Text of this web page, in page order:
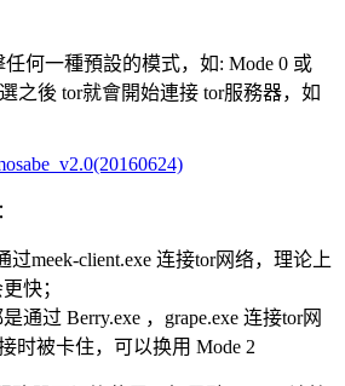
何一種預設的模式，如: Mode 0 或
之後 tor就會開始連接 tor服務器，如
过meek-client.exe 连接tor网络，理论上
快；
通过 Berry.exe ，grape.exe 连接tor网
时被卡住，可以换用 Mode 2